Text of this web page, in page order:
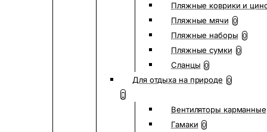
Пляжные коврики и
Пляжные мячи 0
Пляжные наборы 0
Пляжные сумки 0
Сланцы 0
Для отдыха на природе 0
Вентиляторы карманные
Гамаки 0